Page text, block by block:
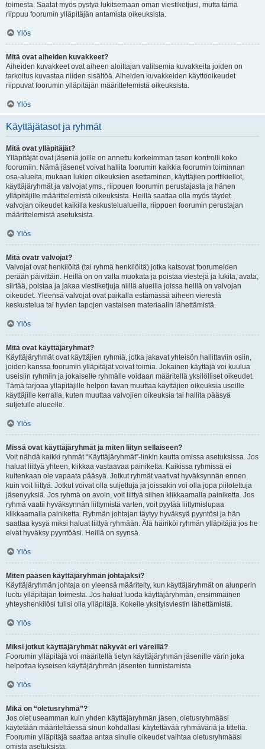
toimesta. Saatat myös pystyä lukitsemaan oman viestiketjusi, mutta tämä
riippuu foorumin ylläpitäjän antamista oikeuksista.
Ylös
Mitä ovat aiheiden kuvakkeet?
Aiheiden kuvakkeet ovat aiheen aloittajan valitsemia kuvakkeita joiden on
tarkoitus kuvastaa niiden sisältöä. Aiheiden kuvakkeiden käyttöoikeudet
riippuvat foorumin ylläpitäjän määrittelemistä oikeuksista.
Ylös
Käyttäjätasot ja ryhmät
Mitä ovat ylläpitäjät?
Ylläpitäjät ovat jäseniä joille on annettu korkeimman tason kontrolli koko
foorumiin. Nämä jäsenet voivat hallita foorumin kaikkia foorumin toiminnan
osa-alueita, mukaan lukien oikeuksien asettaminen, käyttäjien porttikiellot,
käyttäjäryhmät ja valvojat yms., riippuen foorumin perustajasta ja hänen
ylläpitäjille määrittelemistä oikeuksista. Heillä saattaa olla myös täydet
valvojan oikeudet kaikilla keskustelualueilla, riippuen foorumin perustajan
määrittelemistä asetuksista.
Ylös
Mitä ovatr valvojat?
Valvojat ovat henkilöitä (tai ryhmä henkilöitä) jotka katsovat foorumeiden
perään päivittäin. Heillä on on valta muokata ja poistaa viestejä ja lukita, avata,
siirtää, poistaa ja jakaa viestiketjuja niillä alueilla joissa heillä on valvojan
oikeudet. Yleensä valvojat ovat paikalla estämässä aiheen vierestä
keskustelua tai hyvien tapojen vastaisen materiaalin lähettämistä.
Ylös
Mitä ovat käyttäjäryhmät?
Käyttäjäryhmät ovat käyttäjien ryhmiä, jotka jakavat yhteisön hallittaviin osiin,
joiden kanssa foorumin ylläpitäjät voivat toimia. Jokainen käyttäjä voi kuulua
useisiin ryhmiin ja jokaiselle ryhmälle voidaan määritellä yksilölliset oikeudet.
Tämä tarjoaa ylläpitäjille helpon tavan muuttaa käyttäjien oikeuksia useille
käyttäjille kerralla, kuten muuttaa valvojien oikeuksia tai hallita pääsyä
suljetulle alueelle.
Ylös
Missä ovat käyttäjäryhmät ja miten liityn sellaiseen?
Voit nähdä kaikki ryhmät “Käyttäjäryhmät”-linkin kautta omissa asetuksissa. Jos
haluat liittyä yhteen, klikkaa vastaavaa painiketta. Kaikissa ryhmissä ei
kuitenkaan ole vapaata pääsyä. Jotkut ryhmät vaativat hyväksynnän ennen
kuin voit liittyä. Jotkut voivat olla suljettuja ja joissakin voi olla jopa piilotettuja
jäsenyyksiä. Jos ryhmä on avoin, voit liittyä siihen klikkaamalla painiketta. Jos
ryhmä vaatii hyväksynnän liittymistä varten, voit pyytää liittymislupaa
klikkaamalla painiketta. Ryhmän johtajan täytyy hyväksyä pyyntösi ja hän
saattaa kysyä miksi haluat liittyä ryhmään. Älä häiriköi ryhmän ylläpitäjiä jos he
eivät hyväksy pyyntöäsi. Heillä on syynsä.
Ylös
Miten pääsen käyttäjäryhmän johtajaksi?
Käyttäjäryhmän johtaja on yleensä määritelty, kun käyttäjäryhmät on alunperin
luotu ylläpitäjän toimesta. Jos haluat luoda käyttäjäryhmän, ensimmäinen
yhteyshenkilösi tulisi olla ylläpitäjä. Kokeile yksityisviestin lähettämistä.
Ylös
Miksi jotkut käyttäjäryhmät näkyvät eri väreillä?
Foorumin ylläpitäjä voi määritellä tietyn käyttäjäryhmän jäsenille värin joka
helpottaa kyseisen käyttäjäryhmän jäsenten tunnistamista.
Ylös
Mikä on “oletusryhmä”?
Jos olet useamman kuin yhden käyttäjäryhmän jäsen, oletusryhmääsi
käytetään määriteltäessä sinun kohdallasi käytettävää ryhmäväriä ja titteliä.
Foorumin ylläpitäjä saattaa antaa sinulle oikeudet vaihtaa oletusryhmääsi
omista asetuksista.